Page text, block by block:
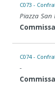
C073 -
Piazza San
C074 -
-